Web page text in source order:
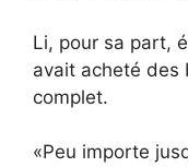
Li, pour sa part,
avait acheté des
complet.
«Peu importe